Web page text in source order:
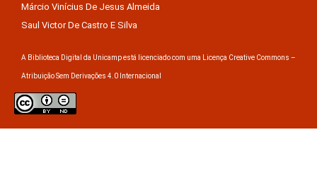
Márcio Vinícius De Jesus Almeida
Saul Victor De Castro E Silva
A Biblioteca Digital da Unicamp está licenciado com uma Licença Creative Commons –
Atribuição Sem Derivações 4.0 Internacional